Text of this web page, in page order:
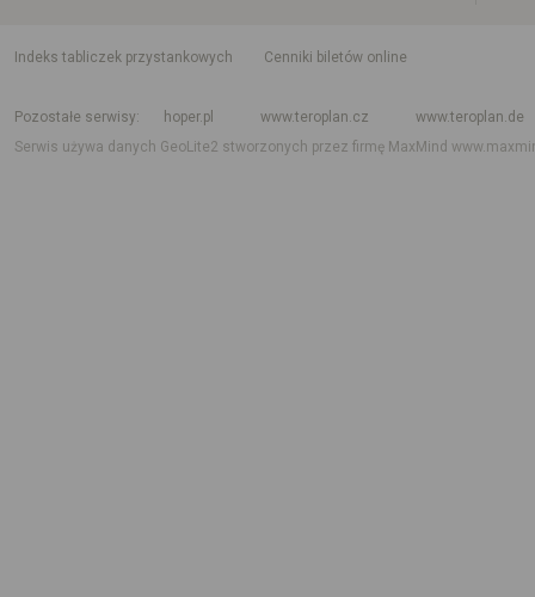
indeks tabliczek przystankowych
Cenniki biletów online
Pozostałe serwisy
hoper.pl www.teroplan.cz
www.teroplan.de
Serwis używa danych GeoLite2 stworzonych przez firmę MaxMind